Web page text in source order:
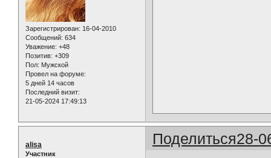
Зарегистрирован: 16-04-2010
Сообщений: 634
Уважение: +48
Позитив: +309
Пол: Мужской
Провел на форуме:
5 дней 14 часов
Последний визит:
21-05-2024 17:49:13
Поделиться28-
alisa
Участник